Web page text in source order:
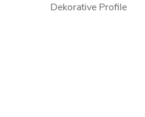
Dekorative Profile